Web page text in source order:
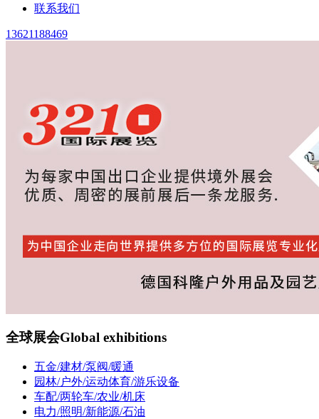
联系我们
13621188469
全球展会Global exhibitions
五金/建材/泵阀/暖通
园林/户外/运动体育/游乐设备
车配/两轮车/农业/机床
电力/照明/新能源/石油